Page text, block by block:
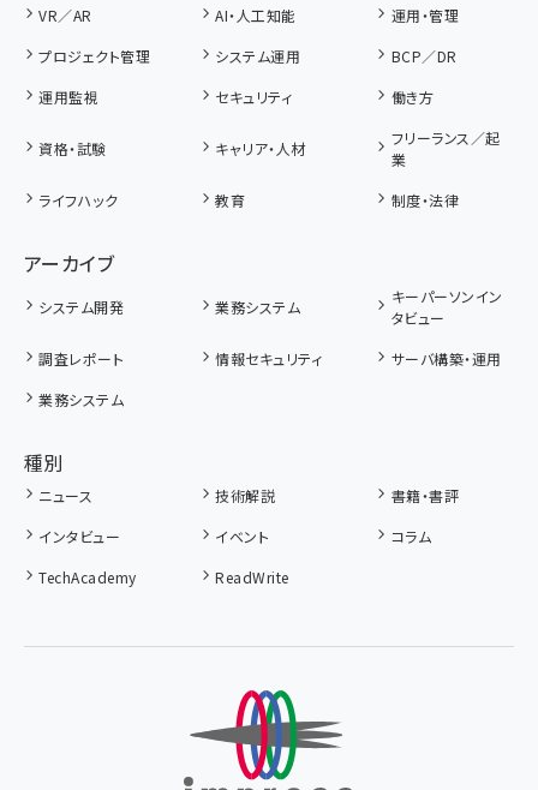
VR／AR
AI・人工知能
運用・管理
プロジェクト管理
システム運用
BCP／DR
運用監視
セキュリティ 働き方
資格・試験 キャリア・人材
フリーランス／起
業
ライフハック
教育 制度・法律
アーカイブ
システム開発 業務システム
キーパーソンイン
タビュー
調査レポート
情報セキュリティ
サーバ構築・運用
業務システム
種別
ニュース 技術解説
書籍・書評
インタビュー
イベント
コラム
TechAcademy
ReadWrite